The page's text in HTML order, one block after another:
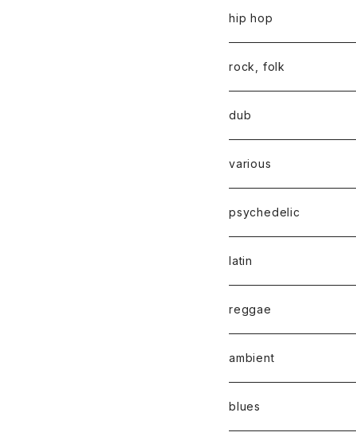
hip hop
rock, folk
dub
various
psychedelic
latin
reggae
ambient
blues